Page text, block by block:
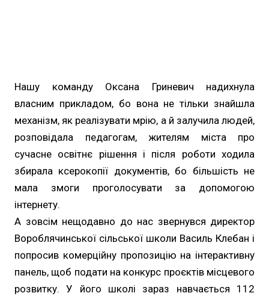
Нашу команду Оксана Гриневич надихнула
власним прикладом, бо вона не тільки знайшла
механізм, як реалізувати мрію, а й залучила людей,
розповідала педагогам, жителям міста про
сучасне освітнє рішення і після роботи ходила
збирала ксерокопії документів, бо більшість не
мала змоги проголосувати за допомогою
інтернету.
А зовсім нещодавно до нас звернувся директор
Вороблячинської сільської школи Василь Клебан і
попросив комерційну пропозицію на інтерактивну
панель, щоб подати на конкурс проєктів місцевого
розвитку. У його школі зараз навчається 112